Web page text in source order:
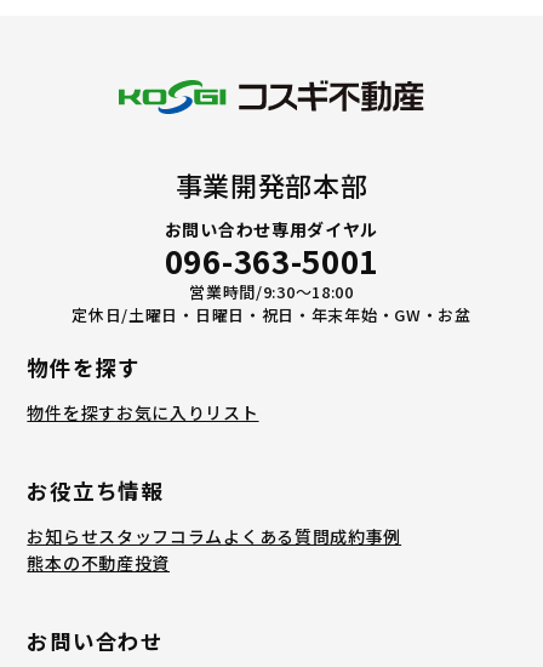
事業開発部本部
お問い合わせ専用ダイヤル
096-363-5001
営業時間/9:30〜18:00
定休日/土曜日・日曜日・祝日・年末年始・GW・お盆
物件を探す
物件を探すお気に入りリスト
お役立ち情報
お知らせスタッフコラムよくある質問成約事例
熊本の不動産投資
お問い合わせ